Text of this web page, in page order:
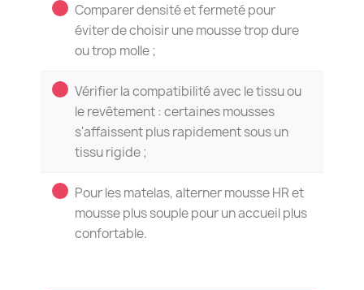
Comparer densité et fermeté pour
éviter de choisir une mousse trop dure
ou trop molle ;
Vérifier la compatibilité avec le tissu ou
le revêtement : certaines mousses
s'affaissent plus rapidement sous un
tissu rigide ;
Pour les matelas, alterner mousse HR et
mousse plus souple pour un accueil plus
confortable.